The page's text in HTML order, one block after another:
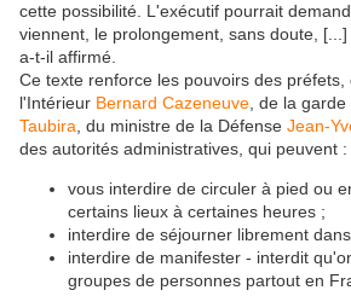
cette possibilité. L'exécutif pourrait
viennent, le prolongement, sans doute,
a-t-il affirmé.
Ce texte renforce les pouvoirs des préfets,
l'Intérieur Bernard Cazeneuve , de la
Taubira , du ministre de la Défense Jean-
des autorités administratives, qui peuvent :
vous interdire de circuler à pied ou
certains lieux à certaines heures ;
interdire de séjourner librement
interdire de manifester - interdit
groupes de personnes partout en